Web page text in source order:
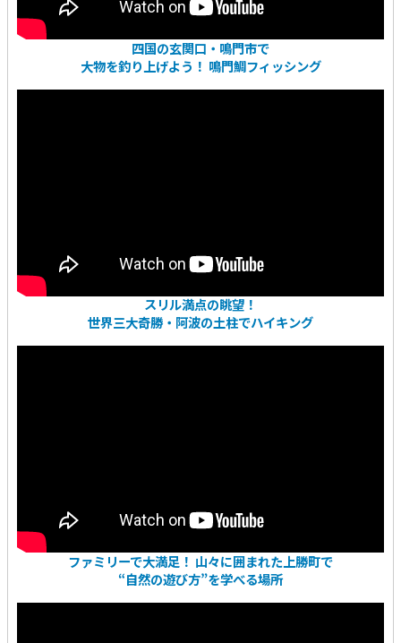
四国の玄関口・鳴門市で
大物を釣り上げよう！ 鳴門鯛フィッシング
スリル満点の眺望！
世界三大奇勝・阿波の土柱でハイキング
ファミリーで大満足！ 山々に囲まれた上勝町で
“自然の遊び方”を学べる場所